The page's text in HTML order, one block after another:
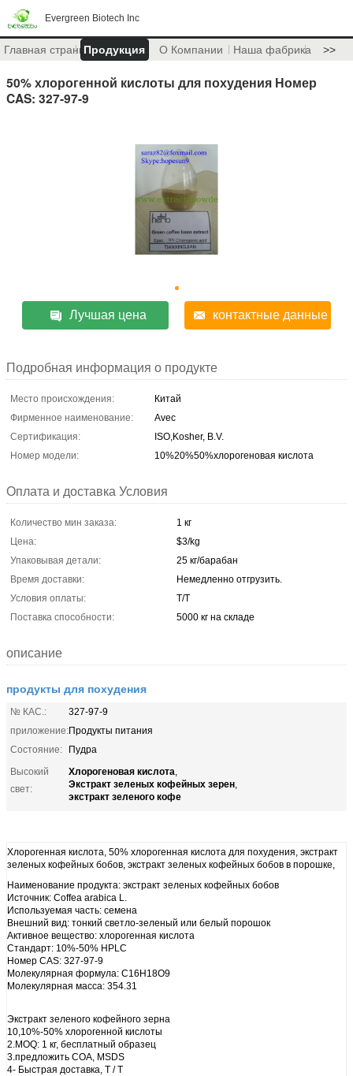
Evergreen Biotech Inc
Главная страницаПродукция О Компании Наша фабрика >>
50% хлорогенной кислоты для похудения Номер
CAS: 327-97-9
Лучшая цена контактные данные
Подробная информация о продукте
Место происхождения:
Китай
Фирменное наименование:
Avec
Сертификация:
ISO,Kosher, B.V.
Номер модели:
10%20%50%хлорогеновая кислота
Оплата и доставка Условия
Количество мин заказа:
1 кг
Цена:
$3/kg
Упаковывая детали:
25 кг/барабан
Время доставки:
Немедленно отгрузить.
Условия оплаты:
Т/Т
Поставка способности:
5000 кг на складе
описание
продукты для похудения
№ КАС.:
327-97-9
приложение:Продукты питания
Состояние:
Пудра
Высокий
свет:
Хлорогеновая кислота,
Экстракт зеленых кофейных зерен,
экстракт зеленого кофе
Хлорогенная кислота, 50% хлорогенная кислота для похудения, экстракт
зеленых кофейных бобов, экстракт зеленых кофейных бобов в порошке,
Наименование продукта: экстракт зеленых кофейных бобов
Источник: Coffea arabica L.
Используемая часть: семена
Внешний вид: тонкий светло-зеленый или белый порошок
Активное вещество: хлорогенная кислота
Стандарт: 10%-50% HPLC
Номер CAS: 327-97-9
Молекулярная формула: C16H18O9
Молекулярная масса: 354.31
Экстракт зеленого кофейного зерна
10,10%-50% хлорогенной кислоты
2.MOQ: 1 кг, бесплатный образец
3.предложить COA, MSDS
4- Быстрая доставка, T / T